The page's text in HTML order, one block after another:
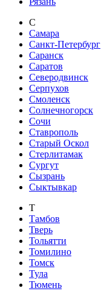
С
Самара
Санкт-Петербург
Саранск
Саратов
Северодвинск
Серпухов
Смоленск
Солнечногорск
Сочи
Ставрополь
Старый Оскол
Стерлитамак
Сургут
Сызрань
Сыктывкар
Т
Тамбов
Тверь
Тольятти
Томилино
Томск
Тула
Тюмень